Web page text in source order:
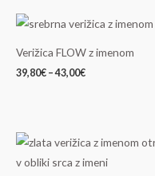
Verižica FLOW z imenom
39,80€ – 43,00€
Cenovni
razpon:
39,80€
do
Cenovni
razpon:
od